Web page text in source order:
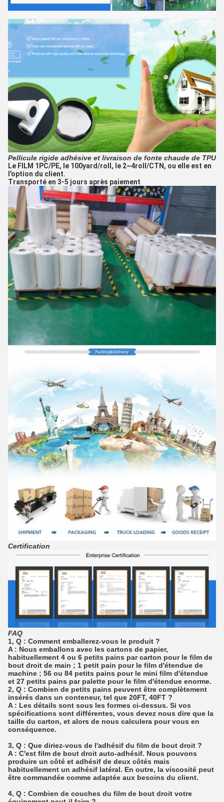
Pellicule rigide adhésive et livraison de fonte chaude de TPU
Le FILM 1PC/PE, le 100yard/roll, le 2~4roll/CTN, ou elle est en
l'option du client.
Transporté en 3-5 jours après paiement
Certification
FAQ
1, Q : Comment emballerez-vous le produit ?
A : Nous emballons avec les cartons de papier,
habituellement 4 ou 6 petits pains par carton pour le film de
bout droit de main ; 1 petit pain pour le film d'étendue de
machine ; 56 ou 84 petits pains pour le mini film d'étendue
et 27 petits pains par palette pour le film d'étendue enorme.
2, Q : Combien de petits pains peuvent être complètement
insérés dans un conteneur, tel que 20FT, 40FT ?
A : Les détails sont sous les formes ci-dessus. Si vos
spécifications sont différentes, vous devez nous dire que la
taille du carton, et alors de nous calculera pour vous en
conséquence.
3, Q : Que diriez-vous de l'adhésif du film de bout droit ?
A : C'est film de bout droit auto-adhésif. Nous pouvons
produire un côté et adhésif de deux côtés mais
habituellement un adhésif latéral. En outre, la viscosité peut
être commandée comme adaptée aux besoins du client.
4, Q : Combien de couches du film de bout droit votre